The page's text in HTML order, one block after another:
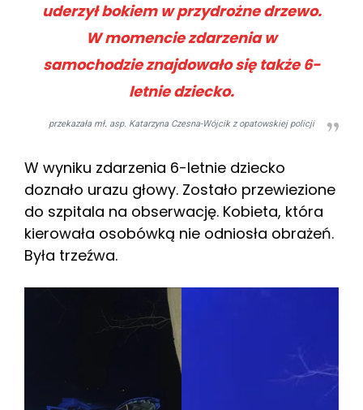
uderzył bokiem w przydrożne drzewo.
W momencie zdarzenia w
samochodzie znajdowało się także 6-
letnie dziecko.
przekazała mł. asp. Katarzyna Czesna-Wójcik z opatowskiej policji
W wyniku zdarzenia 6-letnie dziecko
doznało urazu głowy. Zostało przewiezione
do szpitala na obserwację. Kobieta, która
kierowała osobówką nie odniosła obrażeń.
Była trzeźwa.